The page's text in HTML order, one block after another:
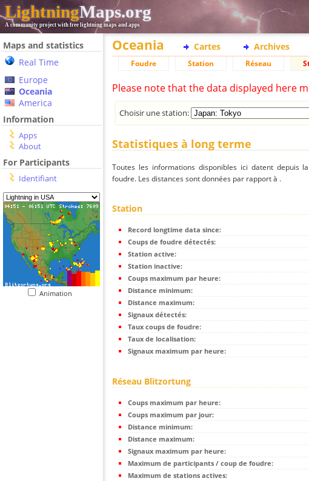
LightningMaps.org
A community project with free lightning maps and apps
Maps and statistics
Real Time
Europe
Oceania
America
Information
Apps
About
For Participants
Identifiant
Animation
Oceania Cartes Archives
Foudre Station Réseau
Please note that the data displayed here
Choisir une station:
Statistiques à long terme
Toutes les informations disponibles ici datent depuis
foudre. Les distances sont données par rapport à .
Station
Record longtime data since:
Coups de foudre détectés:
Station active:
Station inactive:
Coups maximum par heure:
Distance minimum:
Distance maximum:
Signaux détectés:
Taux coups de foudre:
Taux de localisation:
Signaux maximum par heure:
Réseau Blitzortung
Coups maximum par heure:
Coups maximum par jour:
Distance minimum:
Distance maximum:
Signaux maximum par heure:
Maximum de participants / coup de foudre:
Maximum de stations actives: